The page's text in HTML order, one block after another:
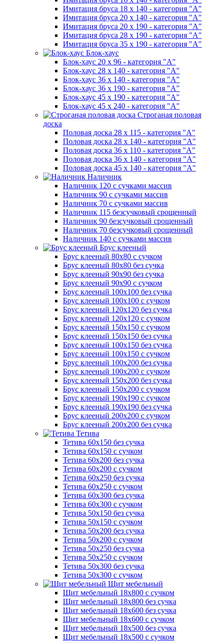
Имитация бруса 18 х 140 - категория "А"
Имитация бруса 20 х 140 - категория "А"
Имитация бруса 20 х 190 - категория "А"
Имитация бруса 28 х 190 - категория "А"
Имитация бруса 35 х 190 - категория "А"
Блок-хаус
Блок-хаус 20 х 96 - категория "А"
Блок-хаус 28 х 140 - категория "А"
Блок-хаус 36 х 140 - категория "А"
Блок-хаус 36 х 190 - категория "А"
Блок-хаус 45 х 190 - категория "А"
Блок-хаус 45 х 240 - категория "А"
Строганая половая
доска
Половая доска 28 х 115 - категория "А"
Половая доска 28 х 140 - категория "А"
Половая доска 36 х 110 - категория "А"
Половая доска 36 х 140 - категория "А"
Половая доска 45 х 140 - категория "А"
Наличник
Наличник 120 с сучками массив
Наличник 90 с сучками массив
Наличник 70 с сучками массив
Наличник 115 безсучковый срощенный
Наличник 90 безсучковый срощенный
Наличник 70 безсучковый срощенный
Наличник 140 с сучками массив
Брус клееный
Брус клееный 80х80 с сучком
Брус клееный 80х80 без сучка
Брус клееный 90х90 без сучка
Брус клееный 90х90 с сучком
Брус клееный 100х100 без сучка
Брус клееный 100х100 с сучком
Брус клееный 120х120 без сучка
Брус клееный 120х120 с сучком
Брус клееный 150х150 с сучком
Брус клееный 150х150 без сучка
Брус клееный 100х150 без сучка
Брус клееный 100х150 с сучком
Брус клееный 100х200 без сучка
Брус клееный 100х200 с сучком
Брус клееный 150х200 без сучка
Брус клееный 150х200 с сучком
Брус клееный 190х190 с сучком
Брус клееный 190х190 без сучка
Брус клееный 200х200 с сучком
Брус клееный 200х200 без сучка
Тетива
Тетива 60х150 без сучка
Тетива 60х150 с сучком
Тетива 60х200 без сучка
Тетива 60х200 с сучком
Тетива 60х250 без сучка
Тетива 60х250 с сучком
Тетива 60х300 без сучка
Тетива 60х300 с сучком
Тетива 50х150 без сучка
Тетива 50х150 с сучком
Тетива 50х200 без сучка
Тетива 50х200 с сучком
Тетива 50х250 без сучка
Тетива 50х250 с сучком
Тетива 50х300 без сучка
Тетива 50х300 с сучком
Щит мебельный
Щит мебельный 18х800 с сучком
Щит мебельный 18х800 без сучка
Щит мебельный 18х600 без сучка
Щит мебельный 18х600 с сучком
Щит мебельный 18х500 без сучка
Щит мебельный 18х500 с сучком